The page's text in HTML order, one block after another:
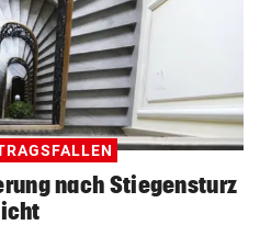
nach Stiegensturz